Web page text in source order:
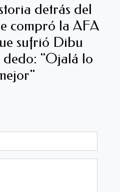
detrás del
compró la AFA
sufrió Dibu
dedo: "Ojalá lo